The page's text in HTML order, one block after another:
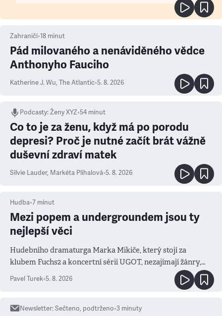
Zahraničí•18 minut
Pád milovaného a nenáviděného vědce
Anthonyho Fauciho
Katherine J. Wu, The Atlantic•5. 8. 2026
Podcasty:Ženy XYZ•54 minut
Co to je za ženu, když má po porodu
depresi? Proč je nutné začít brát vážně
duševní zdraví matek
Silvie Lauder, Markéta Plíhalová•5. 8. 2026
Hudba•7 minut
Mezi popem a undergroundem jsou ty
nejlepší věci
Hudebního dramaturga Marka Mikiče, který stojí za
klubem Fuchs2 a koncertní sérií UGOT, nezajímají žánry,
ale atmosféra
Pavel Turek•5. 8. 2026
Newsletter:Sečteno, podtrženo•3 minuty